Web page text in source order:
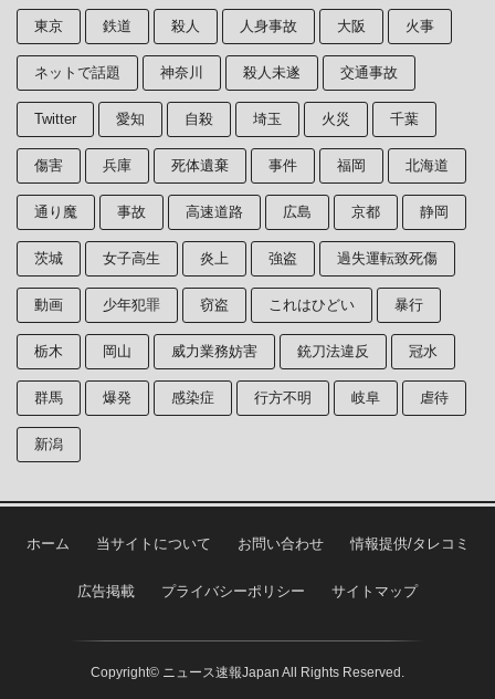
東京 鉄道 殺人 人身事故 大阪 火事
ネットで話題 神奈川 殺人未遂 交通事故
Twitter 愛知 自殺 埼玉 火災 千葉
傷害 兵庫 死体遺棄 事件 福岡 北海道
通り魔 事故 高速道路 広島 京都 静岡
茨城 女子高生 炎上 強盗 過失運転致死傷
動画 少年犯罪 窃盗 これはひどい 暴行
栃木 岡山 威力業務妨害 銃刀法違反 冠水
群馬 爆発 感染症 行方不明 岐阜 虐待
新潟
ホーム 当サイトについて お問い合わせ 情報提供/タレコミ
広告掲載 プライバシーポリシー サイトマップ
Copyright© ニュース速報Japan All Rights Reserved.